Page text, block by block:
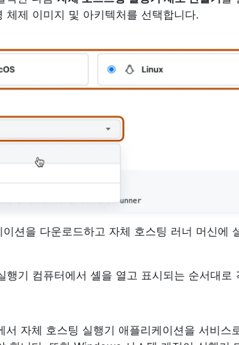
체제 이미지 및 아키텍처를 선택합니다.
이션을 다운로드하고 자체 호스팅 러너 머신에
행기 컴퓨터에서 셸을 열고 표시되는 순서대로
서 자체 호스팅 실행기 애플리케이션을 서비스